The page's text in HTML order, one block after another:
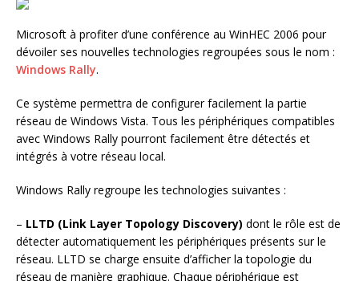
Microsoft à profiter d’une conférence au WinHEC 2006 pour
dévoiler ses nouvelles technologies regroupées sous le nom :
Windows Rally.
Ce système permettra de configurer facilement la partie
réseau de Windows Vista. Tous les périphériques compatibles
avec Windows Rally pourront facilement être détectés et
intégrés à votre réseau local.
Windows Rally regroupe les technologies suivantes :
– LLTD (Link Layer Topology Discovery) dont le rôle est de
détecter automatiquement les périphériques présents sur le
réseau. LLTD se charge ensuite d’afficher la topologie du
réseau de manière graphique. Chaque périphérique est